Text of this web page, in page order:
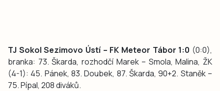
TJ Sokol Sezimovo Ústí – FK Meteor Tábor 1:0 (0:0),
branka: 73. Škarda, rozhodčí Marek – Smola, Malina, ŽK
(4-1): 45. Pánek, 83. Doubek, 87. Škarda, 90+2. Staněk –
75. Pípal, 208 diváků.